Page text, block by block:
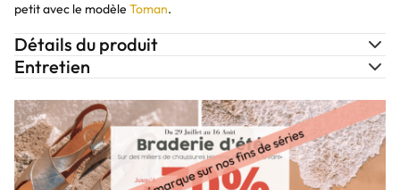
petit avec le modèle Toman.
Détails du produit
Entretien